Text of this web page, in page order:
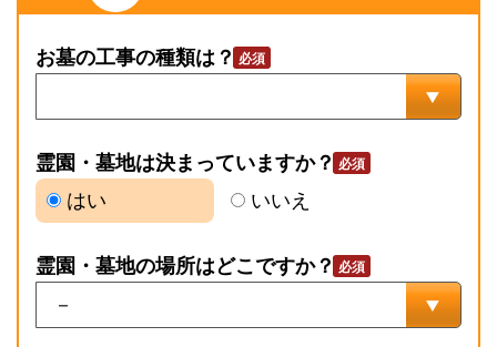
お墓の工事の種類は？
霊園・墓地は決まっていますか？
はい
いいえ
霊園・墓地の場所はどこですか？